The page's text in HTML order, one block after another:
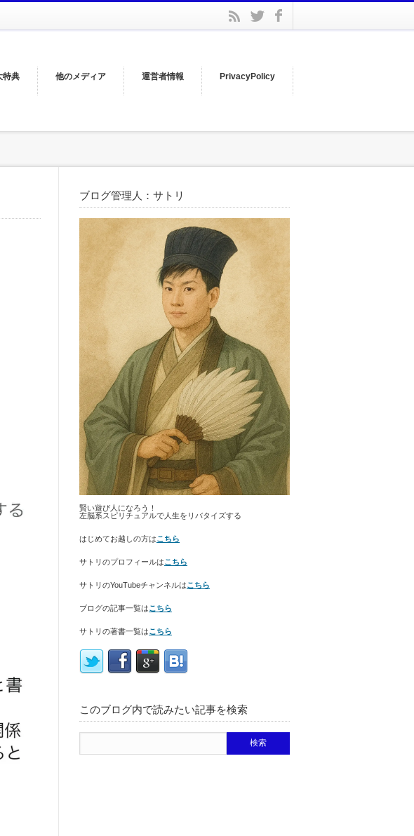
特典 他のメディア 運営者情報 PrivacyPolicy
rss twitter
ブログ管理人：サトリ
賢い遊び人になろう！
左脳系スピリチュアルで人生をリバタイズする
はじめてお越しの方はこちら
サトリのプロフィールはこちら
サトリのYouTubeチャンネルはこちら
ブログの記事一覧はこちら
サトリの著書一覧はこちら
このブログ内で読みたい記事を検索